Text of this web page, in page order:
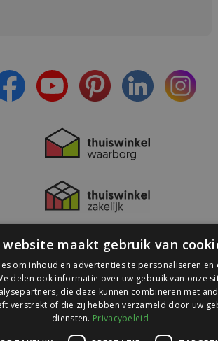
© 2026 Ledlichtdiscounter.nl
website maakt gebruik van
om inhoud en advertenties te personaliseren en
delen ook informatie over uw gebruik van onze
die deze kunnen combineren met
verstrekt of die zij hebben verzameld door uw
diensten. Privacybeleid